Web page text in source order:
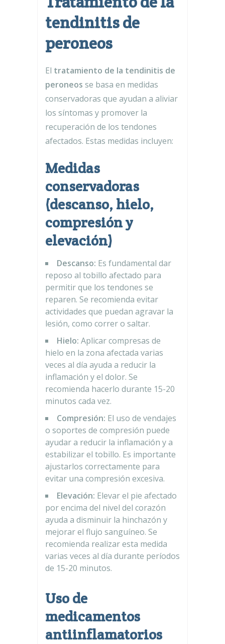
tendinitis de
peroneos
El tratamiento de la tendinitis de
peroneos se basa en medidas
conservadoras que ayudan a aliviar
los síntomas y promover la
recuperación de los tendones
afectados. Estas medidas incluyen:
Medidas
conservadoras
(descanso, hielo,
compresión y
elevación)
Descanso: Es fundamental dar
reposo al tobillo afectado para
permitir que los tendones se
reparen. Se recomienda evitar
actividades que puedan agravar la
lesión, como correr o saltar.
Hielo: Aplicar compresas de
hielo en la zona afectada varias
veces al día ayuda a reducir la
inflamación y el dolor. Se
recomienda hacerlo durante 15-20
minutos cada vez.
Compresión: El uso de vendajes
o soportes de compresión puede
ayudar a reducir la inflamación y a
estabilizar el tobillo. Es importante
ajustarlos correctamente para
evitar una compresión excesiva.
Elevación: Elevar el pie afectado
por encima del nivel del corazón
ayuda a disminuir la hinchazón y
mejorar el flujo sanguíneo. Se
recomienda realizar esta medida
varias veces al día durante períodos
de 15-20 minutos.
Uso de
medicamentos
antiinflamatorios